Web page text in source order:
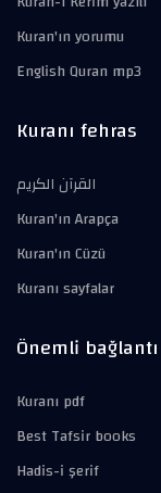
Kuran'ın yorumu
English Quran mp3
Kuranı fehras
القرآن الكريم
Kuran'ın Arapça
Kuran'ın Cüzü
Kuranı sayfalar
Önemli
Kuranı pdf
Best Tafsir books
Hadis-i şerif